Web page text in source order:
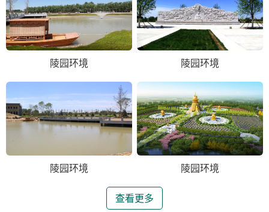
陵园环境 陵园环境
陵园环境 陵园环境
查看更多